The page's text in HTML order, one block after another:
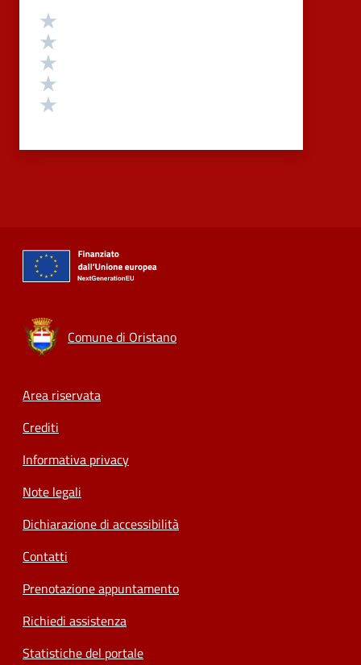
Valutazione
Comune di Oristano
Footer menu
Area riservata
Crediti
Informativa privacy
Note legali
Dichiarazione di accessibilità
Contatti
Prenotazione appuntamento
Richiedi assistenza
Statistiche del portale